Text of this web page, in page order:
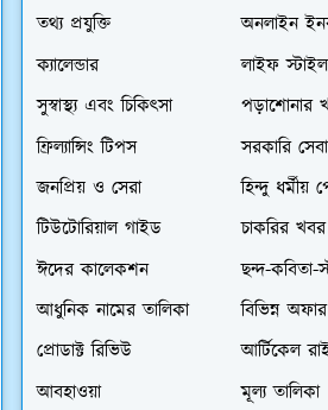
তথ্য প্রযুক্তি
অনলাইন
ক্যালেন্ডার
লাইফ স্টাইল
সুস্বাস্থ্য এবং চিকিৎসা
পড়াশোনার
ফ্রিল্যান্সিং টিপস
সরকারি সেবা
জনপ্রিয় ও সেরা
হিন্দু ধর্মীয়
টিউটোরিয়াল গাইড
চাকরির খবর
ঈদের কালেকশন
ছন্দ-কবিতা-
আধুনিক নামের তালিকা
বিভিন্ন অফার
প্রোডাক্ট রিভিউ
আর্টিকেল
আবহাওয়া
মূল্য তালিকা